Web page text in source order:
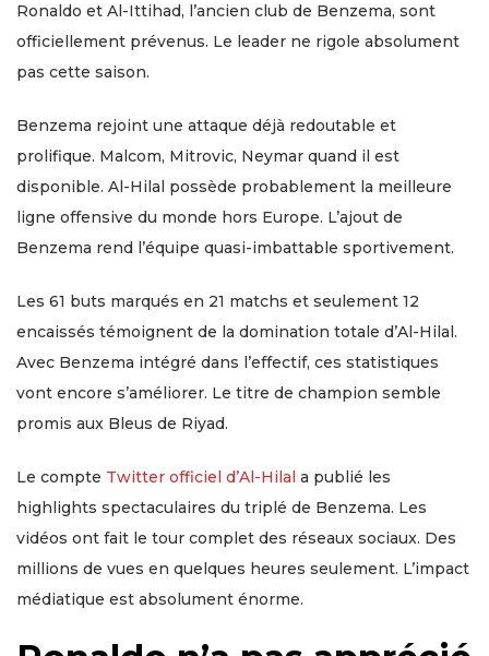
Ronaldo et Al-Ittihad, l’ancien club de Benzema, sont
officiellement prévenus. Le leader ne rigole absolument
pas cette saison.
Benzema rejoint une attaque déjà redoutable et
prolifique. Malcom, Mitrovic, Neymar quand il est
disponible. Al-Hilal possède probablement la meilleure
ligne offensive du monde hors Europe. L’ajout de
Benzema rend l’équipe quasi-imbattable sportivement.
Les 61 buts marqués en 21 matchs et seulement 12
encaissés témoignent de la domination totale d’Al-Hilal.
Avec Benzema intégré dans l’effectif, ces statistiques
vont encore s’améliorer. Le titre de champion semble
promis aux Bleus de Riyad.
Le compte Twitter officiel d’Al-Hilal a publié les
highlights spectaculaires du triplé de Benzema. Les
vidéos ont fait le tour complet des réseaux sociaux. Des
millions de vues en quelques heures seulement. L’impact
médiatique est absolument énorme.